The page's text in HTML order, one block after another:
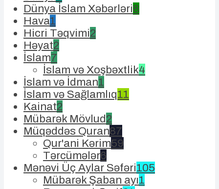
Dünya İslam Xəbərləri8
Hava1
Hicri Təqvimi2
Həyat2
İslam7
İslam və Xoşbəxtlik4
İslam və İdman1
İslam və Sağlamlıq11
Kainat2
Mübarək Mövlud2
Müqəddəs Quran87
Qur'ani Kərim59
Tərcümələr6
Mənəvi Üç Aylar Səfəri105
Mübarək Şaban ayı1